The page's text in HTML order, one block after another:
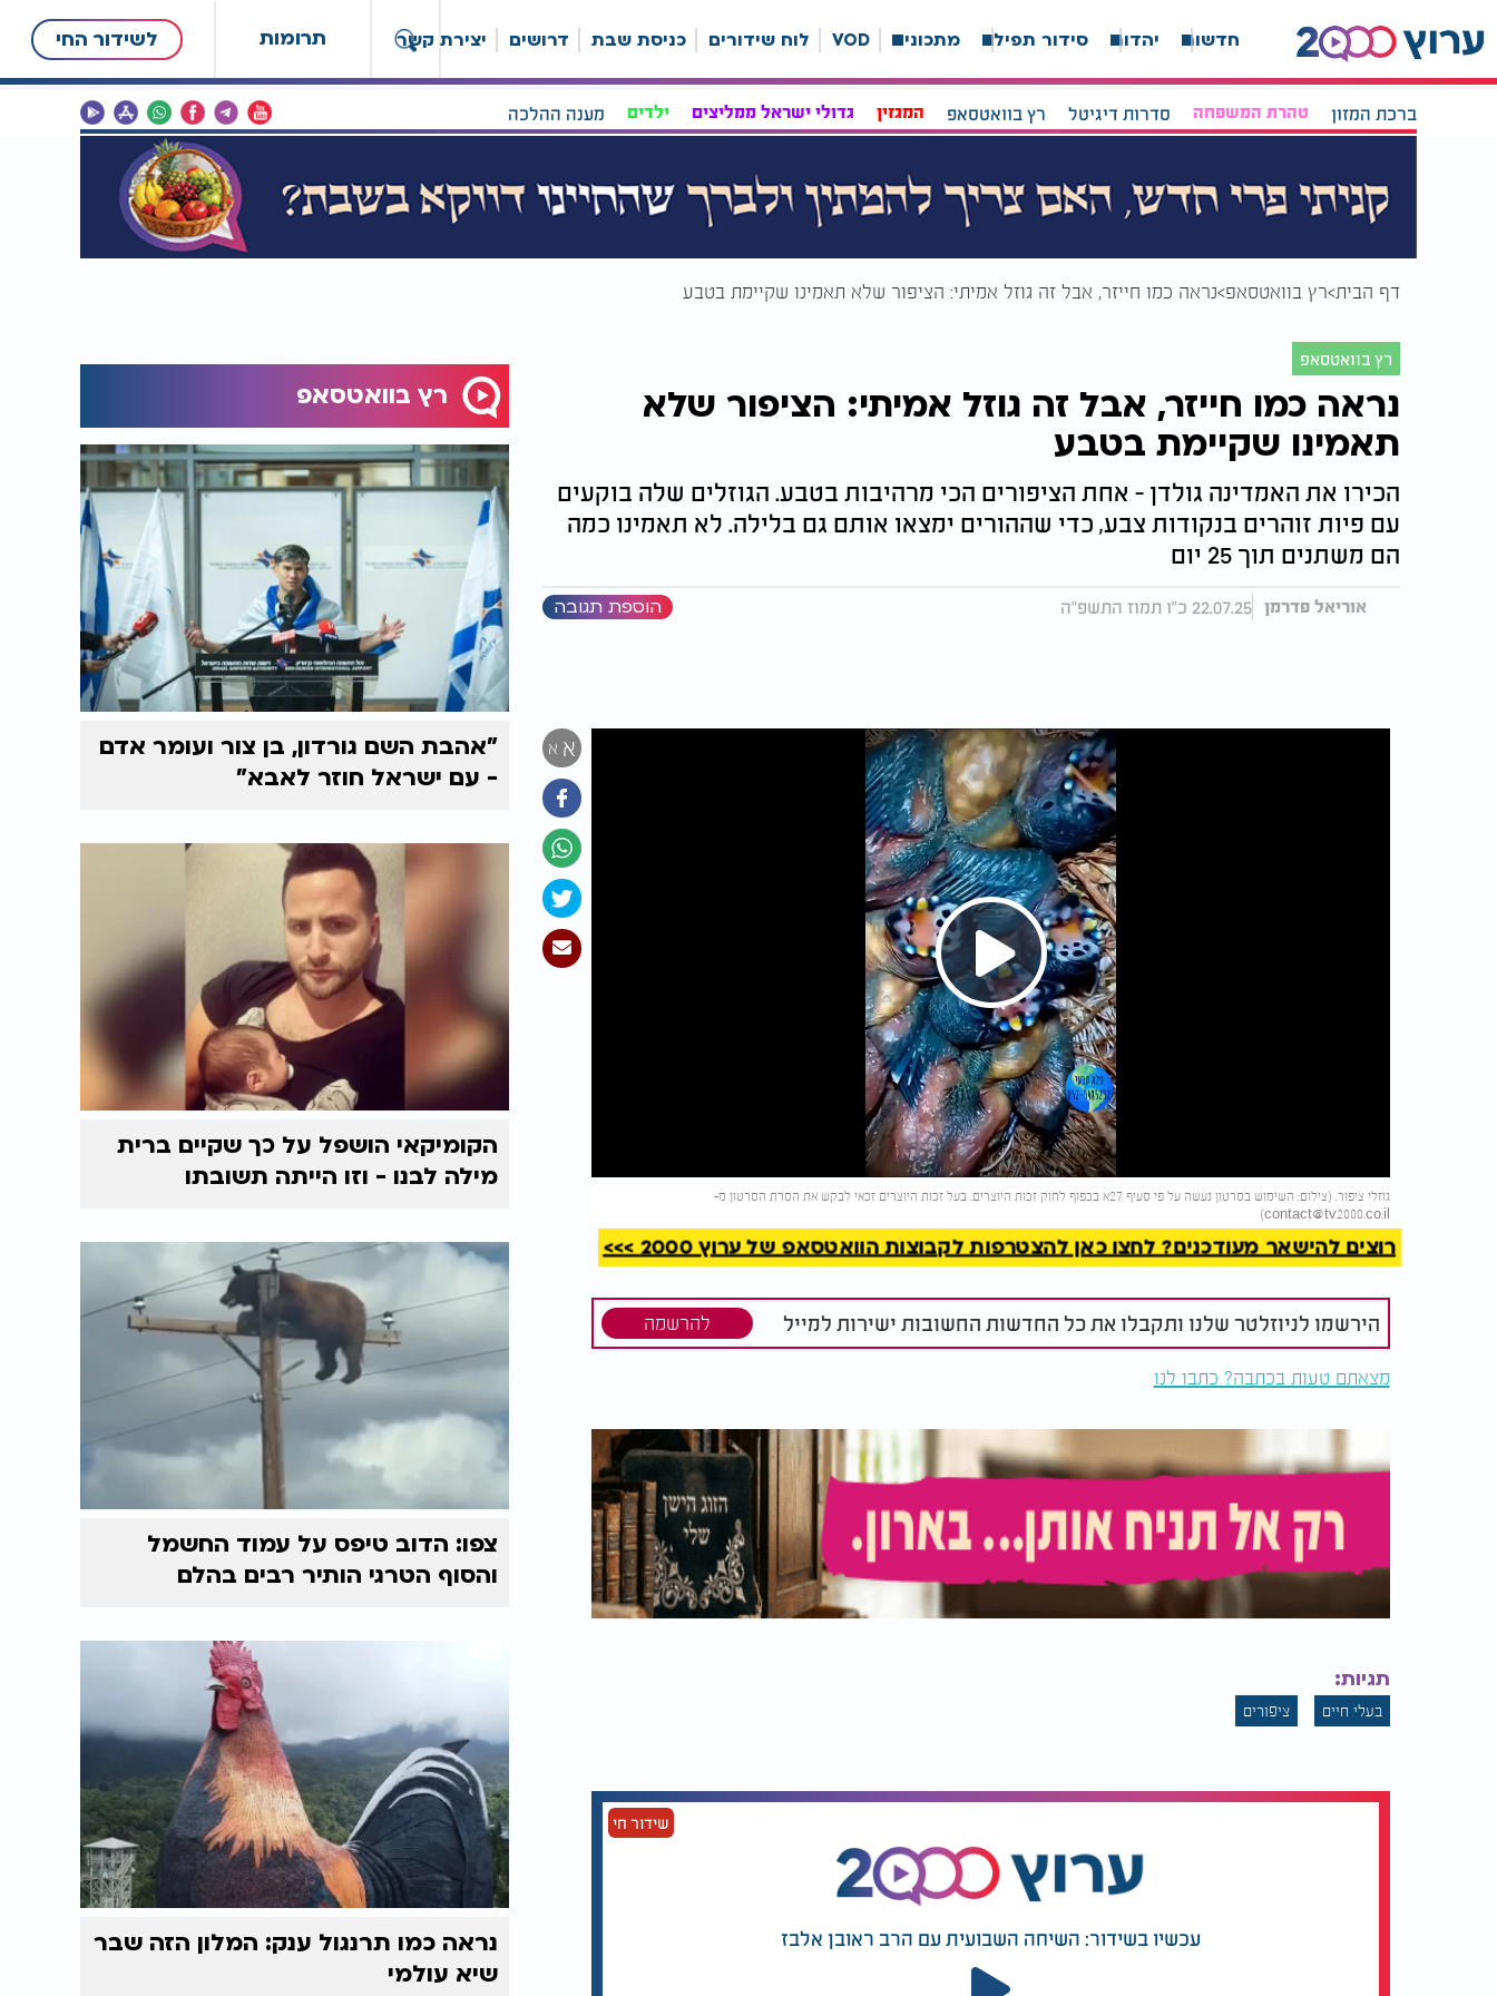
תרומות לשידור החי חדשות יהדות סידור תפילה מתכונים VOD לוח שידורים כניסת שבת דרושים יצירת קשר
ברכת המזון טהרת המשפחה סדרות דיגיטל רץ בוואטסאפ המגזין גדולי ישראל ממליצים ילדים מענה ההלכה
דף הבית רץ בוואטסאפ נראה כמו חייזר, אבל זה גוזל אמיתי: הציפור שלא תאמינו שקיימת בטבע
רץ בוואטסאפ
נראה כמו חייזר, אבל זה גוזל אמיתי: הציפור שלא
תאמינו שקיימת בטבע
הכירו את האמדינה גולדן - אחת הציפורים הכי מרהיבות בטבע. הגוזלים שלה בוקעים
עם פיות זוהרים בנקודות צבע, כדי שההורים ימצאו אותם גם בלילה. לא תאמינו כמה
הם משתנים תוך 25 יום
אוריאל פדרמן 22.07.25 כ"ו תמוז התשפ"ה הוספת תגובה
א א
Play
Video
גוזלי ציפור. (צילום: השימוש בסרטון נעשה על פי סעיף 27א בכפוף לחוק זכות היוצרים. בעל זכות היוצרים זכאי לבקש את הסרת הסרטון מ-
contact@tv2000.co.il
)
להמשך קריאה
רוצים להישאר מעודכנים? לחצו כאן להצטרפות לקבוצות הוואטסאפ של ערוץ 2000 >>>
הירשמו לניוזלטר שלנו ותקבלו את כל החדשות החשובות ישירות למייל להרשמה
מצאתם טעות בכתבה? כתבו לנו
תגיות:
בעלי חיים ציפורים
שידור חי
עכשיו בשידור: השיחה השבועית עם הרב ראובן אלבז
רץ בוואטסאפ
"אהבת השם גורדון, בן צור ועומר אדם
- עם ישראל חוזר לאבא"
הקומיקאי הושפל על כך שקיים ברית
מילה לבנו - וזו הייתה תשובתו
צפו: הדוב טיפס על עמוד החשמל
והסוף הטרגי הותיר רבים בהלם
נראה כמו תרנגול ענק: המלון הזה שבר
שיא עולמי